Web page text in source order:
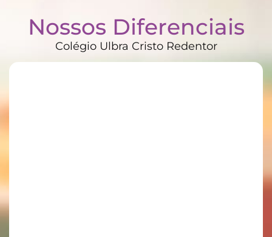
Nossos Diferenciais
Colégio Ulbra Cristo Redentor